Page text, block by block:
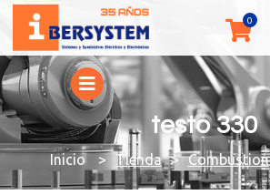
testo 330
You are here: Tienda Combustion